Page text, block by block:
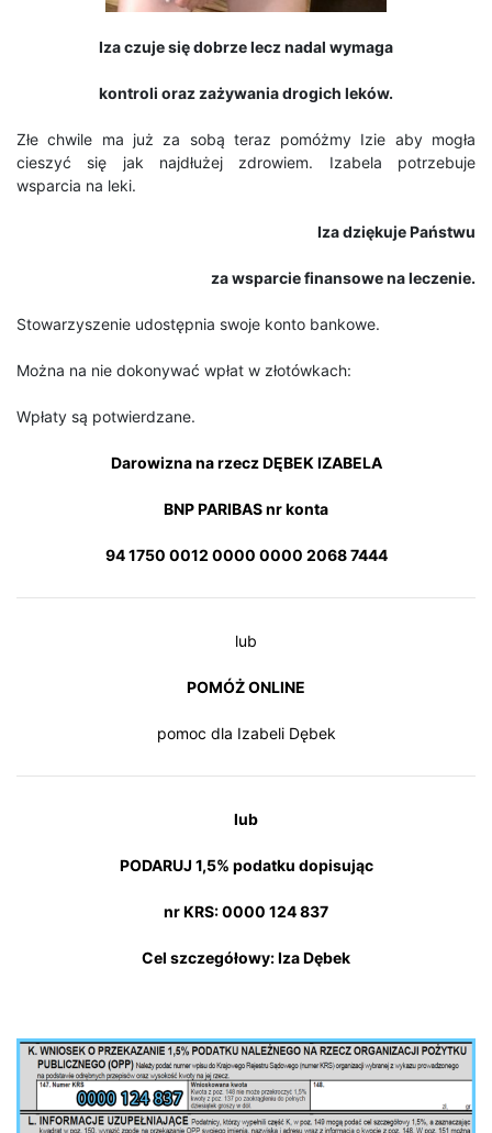
Iza czuje się dobrze lecz nadal wymaga
kontroli oraz zażywania drogich leków.
Złe chwile ma już za sobą teraz pomóżmy Izie aby mogła
cieszyć się jak najdłużej zdrowiem. Izabela potrzebuje
wsparcia na leki.
Iza dziękuje Państwu
za wsparcie finansowe na leczenie.
Stowarzyszenie udostępnia swoje konto bankowe.
Można na nie dokonywać wpłat w złotówkach:
Wpłaty są potwierdzane.
Darowizna na rzecz DĘBEK IZABELA
BNP PARIBAS nr konta
94 1750 0012 0000 0000 2068 7444
lub
POMÓŻ ONLINE
pomoc dla Izabeli Dębek
lub
PODARUJ 1,5% podatku dopisując
nr KRS: 0000 124 837
Cel szczegółowy: Iza Dębek